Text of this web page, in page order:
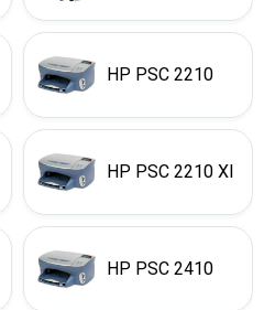
HP PSC 2210
HP PSC 2210 XI
HP PSC 2410